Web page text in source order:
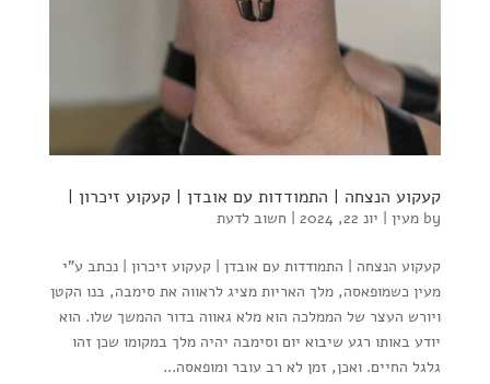
קעקוע הנצחה | התמודדות עם אובדן | קעקוע זיכרון |
by מעין| יונ 22, 2024 | חשוב לדעת
קעקוע הנצחה | התמודדות עם אובדן | קעקוע זיכרון | נכתב ע"י
מעין כשמופאסה, מלך האריות מציג לראווה את סימבה, בנו הקטן
ויורש העצר של הממלכה הוא מלא גאווה בדור ההמשך שלו. הוא
יודע באותו רגע שיבוא יום וסימבה יהיה מלך במקומו שכן זהו
גלגל החיים. ואכן, זמן לא רב עובר ומופאסה...